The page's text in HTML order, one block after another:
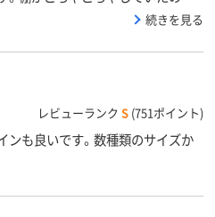
すっきりして、気持ちよくなりまし
続きを見る
レビューランク S (751ポイント)
ンも良いです。数種類のサイズか